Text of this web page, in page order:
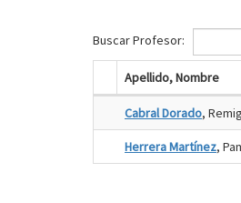
Buscar Profesor:
Apellido, Nombre
Cabral Dorado,
Herrera Martínez,